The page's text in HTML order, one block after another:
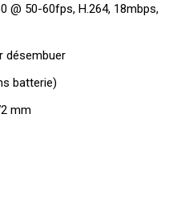
@ 50-60fps, H.264, 18mbps,
désembuer
batterie)
mm